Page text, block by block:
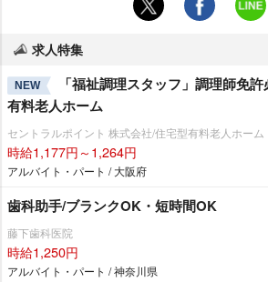
求人特集
NEW
「福祉調理スタッフ」調理師免
有料老人ホーム
セントラルポイント 株式会社/住宅型有料老人ホー
時給1,177円～1,264円
アルバイト・パート / 大阪府
歯科助手/ブランクOK・短時間OK
藤下歯科医院
時給1,250円
アルバイト・パート / 神奈川県